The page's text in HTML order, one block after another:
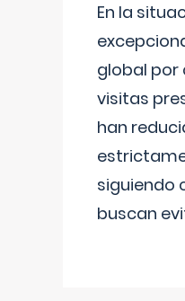
En la
global por
visitas
han
siguiendo
buscan